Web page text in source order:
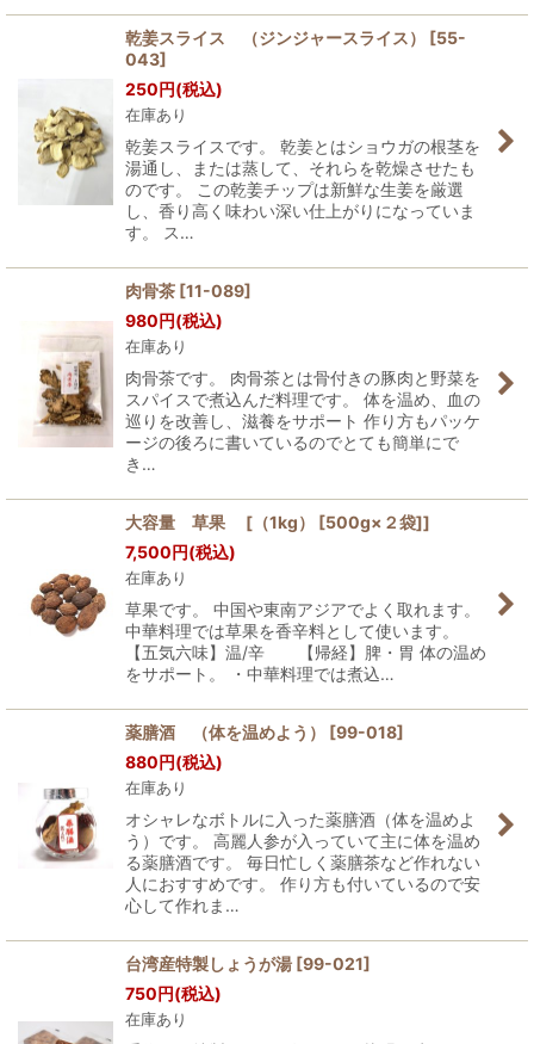
乾姜スライス （ジンジャースライス） [55-
043]
250円(税込)
在庫あり
乾姜スライスです。 乾姜とはショウガの根茎を
湯通し、または蒸して、それらを乾燥させたも
のです。 この乾姜チップは新鮮な生姜を厳選
し、香り高く味わい深い仕上がりになっていま
す。 ス…
肉骨茶 [11-089]
980円(税込)
在庫あり
肉骨茶です。 肉骨茶とは骨付きの豚肉と野菜を
スパイスで煮込んだ料理です。 体を温め、血の
巡りを改善し、滋養をサポート 作り方もパッケ
ージの後ろに書いているのでとても簡単にで
き…
大容量 草果 [（1kg） [500g×２袋]]
7,500円(税込)
在庫あり
草果です。 中国や東南アジアでよく取れます。
中華料理では草果を香辛料として使います。
【五気六味】温/辛 【帰経】脾・胃 体の温め
をサポート。 ・中華料理では煮込…
薬膳酒 （体を温めよう） [99-018]
880円(税込)
在庫あり
オシャレなボトルに入った薬膳酒（体を温めよ
う）です。 高麗人参が入っていて主に体を温め
る薬膳酒です。 毎日忙しく薬膳茶など作れない
人におすすめです。 作り方も付いているので安
心して作れま…
台湾産特製しょうが湯 [99-021]
750円(税込)
在庫あり